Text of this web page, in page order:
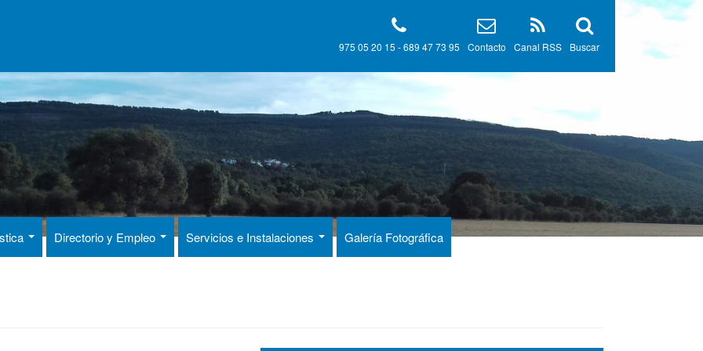
Buscar
Canal RSS
Contacto
975 05 20 15 - 689 47 73 95
Directorio y Empleo Servicios e Instalaciones Galería Fotográfica